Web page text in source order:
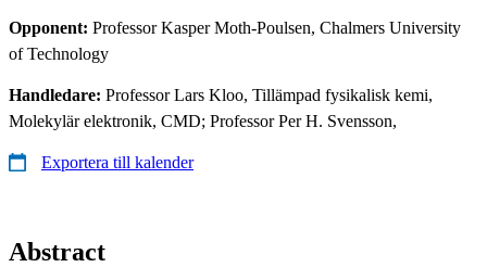
Opponent: Professor Kasper Moth-Poulsen, Chalmers University
of Technology
Handledare: Professor Lars Kloo, Tillämpad fysikalisk kemi,
Molekylär elektronik, CMD; Professor Per H. Svensson,
Exportera till kalender
Abstract